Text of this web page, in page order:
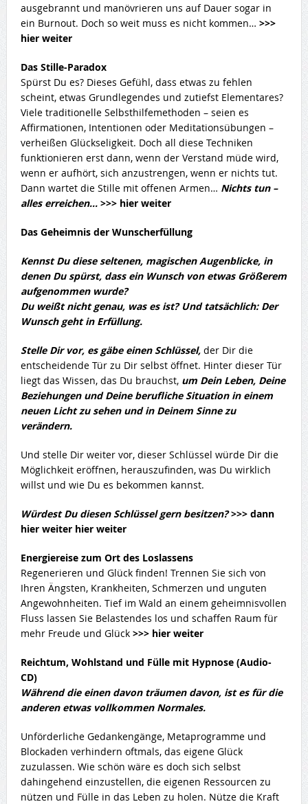
ausgebrannt und manövrieren uns auf Dauer sogar in
ein Burnout. Doch so weit muss es nicht kommen… >>>
hier weiter
Das Stille-Paradox
Spürst Du es? Dieses Gefühl, dass etwas zu fehlen
scheint, etwas Grundlegendes und zutiefst Elementares?
Viele traditionelle Selbsthilfemethoden – seien es
Affirmationen, Intentionen oder Meditationsübungen –
verheißen Glückseligkeit. Doch all diese Techniken
funktionieren erst dann, wenn der Verstand müde wird,
wenn er aufhört, sich anzustrengen, wenn er nichts tut.
Dann wartet die Stille mit offenen Armen… Nichts tun –
alles erreichen… >>> hier weiter
Das Geheimnis der Wunscherfüllung
Kennst Du diese seltenen, magischen Augenblicke, in
denen Du spürst, dass ein Wunsch von etwas Größerem
aufgenommen wurde?
Du weißt nicht genau, was es ist? Und tatsächlich: Der
Wunsch geht in Erfüllung.
Stelle Dir vor, es gäbe einen Schlüssel, der Dir die
entscheidende Tür zu Dir selbst öffnet. Hinter dieser Tür
liegt das Wissen, das Du brauchst, um Dein Leben, Deine
Beziehungen und Deine berufliche Situation in einem
neuen Licht zu sehen und in Deinem Sinne zu
verändern.
Und stelle Dir weiter vor, dieser Schlüssel würde Dir die
Möglichkeit eröffnen, herauszufinden, was Du wirklich
willst und wie Du es bekommen kannst.
Würdest Du diesen Schlüssel gern besitzen?>>> dann
hier weiter hier weiter
Energiereise zum Ort des Loslassens
Regenerieren und Glück finden! Trennen Sie sich von
Ihren Ängsten, Krankheiten, Schmerzen und unguten
Angewohnheiten. Tief im Wald an einem geheimnisvollen
Fluss lassen Sie Belastendes los und schaffen Raum für
mehr Freude und Glück >>> hier weiter
Reichtum, Wohlstand und Fülle mit Hypnose (Audio-
CD)
Während die einen davon träumen davon, ist es für die
anderen etwas vollkommen Normales.
Unförderliche Gedankengänge, Metaprogramme und
Blockaden verhindern oftmals, das eigene Glück
zuzulassen. Wie schön wäre es doch sich selbst
dahingehend einzustellen, die eigenen Ressourcen zu
nützen und Fülle in das Leben zu holen. Nütze die Kraft